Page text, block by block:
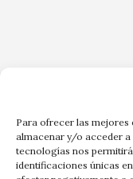
Para ofrecer las
almacenar y/o acceder
tecnologías nos
identificaciones únicas